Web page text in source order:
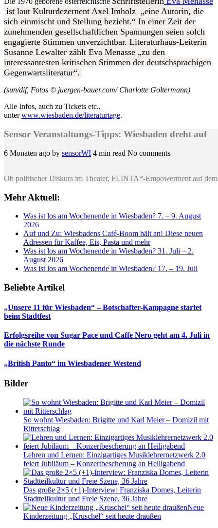
ist laut Kulturdezernent Axel Imholz „eine Autorin, die
sich einmischt und Stellung bezieht.“ In einer Zeit der
zunehmenden gesellschaftlichen Spannungen seien solch
engagierte Stimmen unverzichtbar. Literaturhaus-Leiterin
Susanne Lewalter zählt Eva Menasse „zu den
interessantesten kritischen Stimmen der deutschsprachigen
Gegenwartsliteratur“.
(sun/dif, Fotos © juergen-bauer.com/ Charlotte Goltermann)
Alle Infos, auch zu Tickets etc.,
unterwww.wiesbaden.de/literaturtage.
Sensor Veranstaltungs-Tipps: Wiesbaden dreht auf
6 Monaten ago by sensorWI 4 min read No comments
Ob politischer Diskurs im Theater, FLINTA*-Empowerment auf
Mehr Aktuell:
Was ist los am Wochenende in Wiesbaden? 7. – 9. August
2026
Auf und Zu: Wiesbadens Café-Boom hält an! Diese neuen
Adressen für Kaffee, Eis, Pasta und mehr
Was ist los am Wochenende in Wiesbaden? 31. Juli – 2.
August 2026
Was ist los am Wochenende in Wiesbaden? 17. – 19. Juli
Beliebte Artikel
„Unsere 11 für Wiesbaden“ – Botschafter-Kampagne startet
beim Stadtfest
Erfolgsreihe von Sugar Pace und Caffe Nero geht am 4. Juli in
die nächste Runde
„British Panto“ im Wiesbadener Westend
Bilder
So wohnt Wiesbaden: Brigitte und Karl Meier – Domizil mit
Ritterschlag
Lehren und Lernen: Einzigartiges Musiklehrernetzwerk 2.0
feiert Jubiläum – Konzertbescherung an Heiligabend
Das große 2×5 (+1)-Interview: Franziska Domes, Leiterin
Stadtteilkultur und Freie Szene, 36 Jahre
Neue
Kinderzeitung „Kruschel“ seit heute draußen